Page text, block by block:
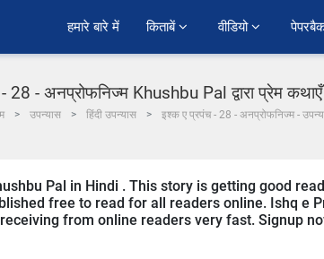
हमारे बारे में किताबें वीडियो
28 - अनप्रोफनिज्म Khushbu Pal द्वारा प्रेम कथाएँ
उपन्यास हिंदी उपन्यास इश्क ए प्रपंच - 28 - अनप्रोफनिज्म -
Pal in Hindi . This story is getting good
free to read for all readers online. Ishq e
from online readers very fast. Signup